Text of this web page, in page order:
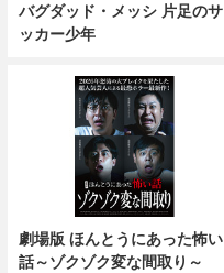
バグダッド・メッシ 片足のサ
ッカー少年
劇場版 ほんとうにあった怖い
話～ゾクゾク変な間取り～